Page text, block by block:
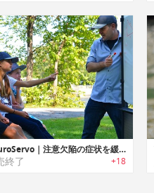
NeuroServo｜注意欠陥の症状を緩和するキャップ型ソリューション「ニューロセーボ」
終了 +18